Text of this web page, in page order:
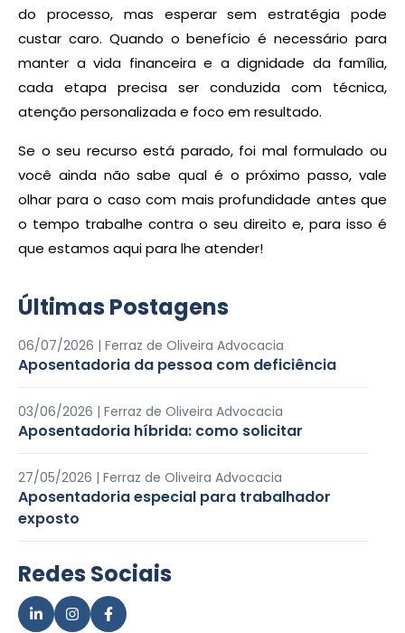
do processo, mas esperar sem estratégia pode
custar caro. Quando o benefício é necessário para
manter a vida financeira e a dignidade da família,
cada etapa precisa ser conduzida com técnica,
atenção personalizada e foco em resultado.
Se o seu recurso está parado, foi mal formulado ou
você ainda não sabe qual é o próximo passo, vale
olhar para o caso com mais profundidade antes que
o tempo trabalhe contra o seu direito e, para isso é
que estamos aqui para lhe atender!
Últimas Postagens
06/07/2026 | Ferraz de Oliveira Advocacia
Aposentadoria da pessoa com deficiência
03/06/2026 | Ferraz de Oliveira Advocacia
Aposentadoria híbrida: como solicitar
27/05/2026 | Ferraz de Oliveira Advocacia
Aposentadoria especial para trabalhador
exposto
Redes Sociais